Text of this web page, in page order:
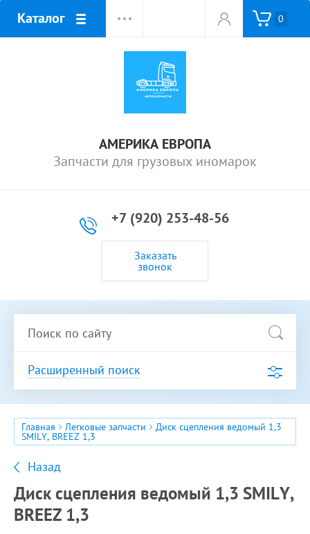
Каталог 0
АМЕРИКА ЕВРОПА
Запчасти для грузовых иномарок
+7 (920) 253-48-56
Заказать
звонок
Расширенный поиск
Главная Легковые запчасти Диск сцепления ведомый 1,3
SMILY, BREEZ 1,3
Назад
Диск сцепления ведомый 1,3 SMILY,
BREEZ 1,3